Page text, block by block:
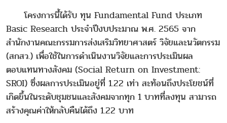
โครงการนี้ได้รับ ทุน Fundamental Fund ประเภท
Basic Research ประจำปีงบประมาณ พ.ศ. 2565 จาก
สำนักงานคณะกรรมการส่งเสริมวิทยาศาสตร์ วิจัยและนวัตกรรม
(สกสว.) เพื่อใช้ในการดำเนินงานวิจัยและการประเมินผล
ตอบแทนทางสังคม (Social Return on Investment:
SROI) ซึ่งผลการประเมินอยู่ที่ 1.22 เท่า สะท้อนถึงประโยชน์ที่
เกิดขึ้นในระดับชุมชนและสังคมจากทุก 1 บาทที่ลงทุน สามารถ
สร้างคุณค่าให้กลับคืนได้ถึง 1.22 บาท